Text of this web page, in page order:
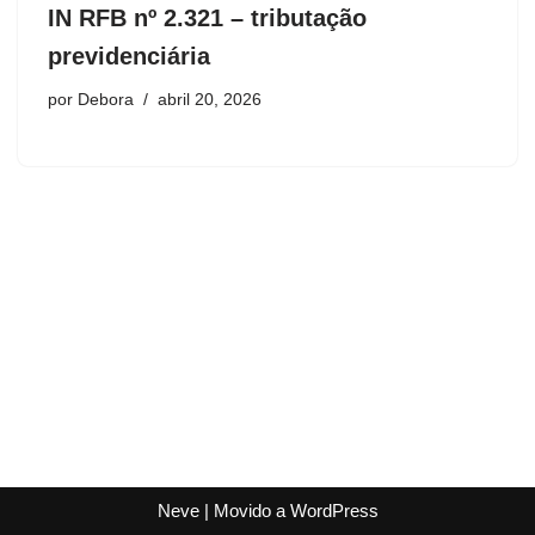
IN RFB nº 2.321 – tributação
previdenciária
por Debora abril 20, 2026
Neve| Movido a WordPress